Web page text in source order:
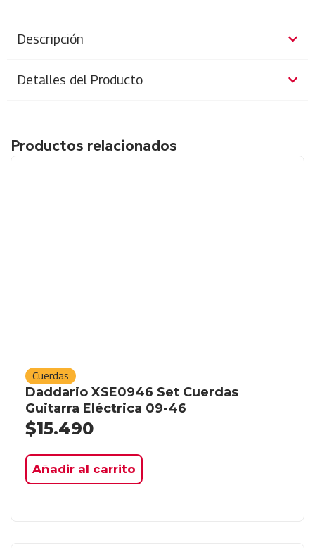
Descripción
Detalles del Producto
Productos relacionados
Cuerdas
Daddario XSE0946 Set Cuerdas
Guitarra Eléctrica 09-46
$15.490
Añadir al carrito